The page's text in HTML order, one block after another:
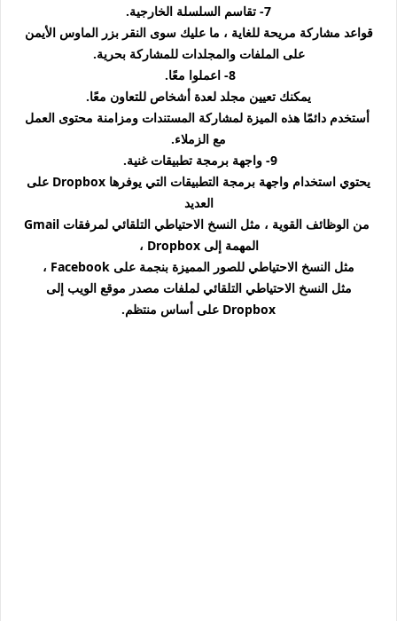
7- تقاسم السلسلة الخارجية.
قواعد مشاركة مريحة للغاية ، ما عليك سوى النقر بزر الماوس الأيمن
على الملفات والمجلدات للمشاركة بحرية.
8- اعملوا معًا.
يمكنك تعيين مجلد لعدة أشخاص للتعاون معًا.
أستخدم دائمًا هذه الميزة لمشاركة المستندات ومزامنة محتوى العمل
مع الزملاء.
9- واجهة برمجة تطبيقات غنية.
يحتوي استخدام واجهة برمجة التطبيقات التي يوفرها Dropbox على
العديد
من الوظائف القوية ، مثل النسخ الاحتياطي التلقائي لمرفقات Gmail
المهمة إلى Dropbox ،
مثل النسخ الاحتياطي للصور المميزة بنجمة على Facebook ،
مثل النسخ الاحتياطي التلقائي لملفات مصدر موقع الويب إلى
Dropbox على أساس منتظم.